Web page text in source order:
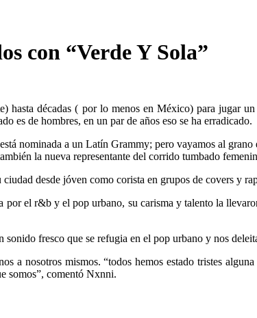
con “Verde Y Sola”
hasta décadas ( por lo menos en México) para jugar
es de hombres, en un par de años eso se ha erradicado.
nominada a un Latín Grammy; pero vayamos al grano
la nueva representante del corrido tumbado
desde jóven como corista en grupos de covers y
el r&b y el pop urbano, su carisma y talento la
fresco que se refugia en el pop urbano y nos
a nosotros mismos. “todos hemos estado tristes
somos”, comentó Nxnni.